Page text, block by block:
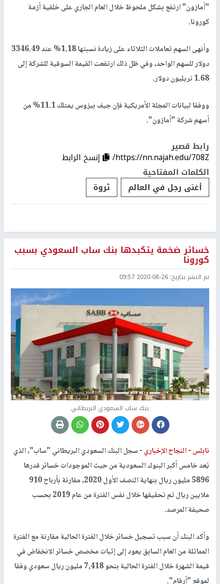
"أمازون" ارتفع بشكل ملحوظ خلال العام الجاري على خلفية أزمة
كورونا.
وأنهى السهم تعاملات الثلاثاء على زيادة نسبتها 1.18% عند 3346.49
دولار للسهم الواحد، وفي ظل ذلك ارتفعت القيمة السوقية للشركة إلى
1.68 تريليون دولار.
ووفقا لبيانات المجلة الأمريكية فإن جيف بيزوس يمتلك 11.1% من
أسهم شركة "أمازون".
رابط قصير
https://nn.najah.edu/708Z/
إنسخ الرابط
الكلمات المفتاحية
أغنى رجل في العالم
ثروة
خسائر ضخمة يتكبدها بنك ساب السعودي بسبب
كورونا
تم النشر بتاريخ: 2020-08-26 09:57
بنك ساب السعودي البريطاني
نابلس -النجاح الإخباري -سجل البنك السعودي البريطاني "ساب"، الذي
يُعد خامس أكبر البنوك السعودية من حيث الموجودات خسائر قدرها
5896 مليون ريال بنهاية النصف الأول 2020، مقارنة بأرباح 910
ملايين ريال تم تحقيقها خلال نفس الفترة من عام 2019 بحسب
صحيفة المرصد.
وأكد البنك أن سبب تسجيل خسائر خلال الفترة الحالية مقارنة مع الفترة
المماثلة من العام السابق يعود إلى إثبات مخصص خسائر الانخفاض في
قيمة الشهرة خلال الفترة الحالية بنحو 7,418 مليون ريال سعودي وفقا